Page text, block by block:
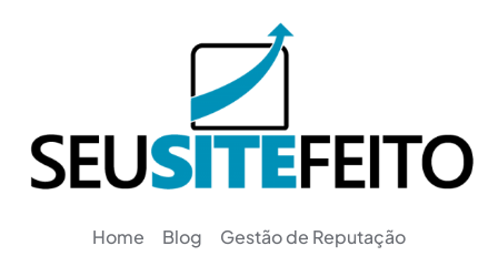
Home Blog
Gestão de Reputação